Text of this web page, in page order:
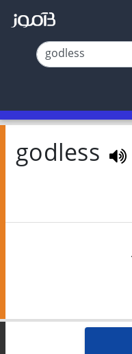
godless